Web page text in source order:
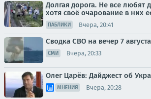
Долгая дорога. Не все любят
хотя своё очарование в них
ПАБЛИКИ Вчера, 20:41
Сводка СВО на вечер 7 августа
СМИ Вчера, 20:33
Олег Царёв: Дайджест об
МНЕНИЯ Вчера, 20:28